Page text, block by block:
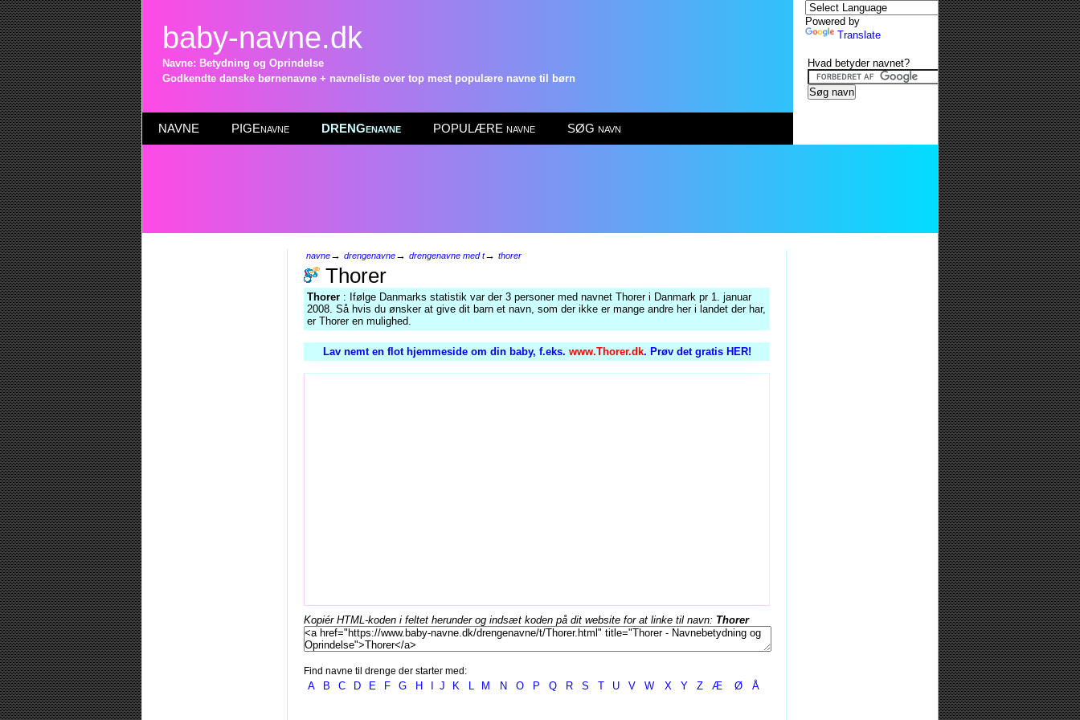
baby-navne.dk
Navne: Betydning og Oprindelse
Godkendte danske børnenavne + navneliste over top mest populære navne til børn
NAVNE PIGEnavne DRENGenavne POPULÆRE navne SØG navn
navne→ drengenavne→ drengenavne med t→ thorer
Thorer
Thorer : Ifølge Danmarks statistik var der 3 personer med navnet Thorer i Danmark pr 1. januar
2008. Så hvis du ønsker at give dit barn et navn, som der ikke er mange andre her i landet der har,
er Thorer en mulighed.
Lav nemt en flot hjemmeside om din baby, f.eks. www.Thorer.dk. Prøv det gratis HER!
Kopiér HTML-koden i feltet herunder og indsæt koden på dit website for at linke til navn: Thorer
Find navne til drenge der starter med:
A B C D E F G H J K L M N O P Q R S T U V W X Y Z Æ Ø Å
Powered by
Translate
Hvad betyder navnet?